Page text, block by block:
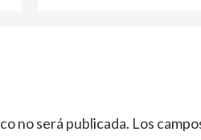
no será publicada. Los